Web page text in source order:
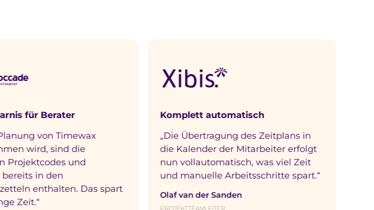
Komplett automatisch
„Die Übertragung des Zeitplans in
die Kalender der Mitarbeiter erfolgt
nun vollautomatisch, was viel Zeit
und manuelle Arbeitsschritte spart.“
Olaf van der Sanden
Professioneller
„Irgendwann reichen
Tabellenkalkulationen einfach
mehr aus. Man muss auf
professionelle